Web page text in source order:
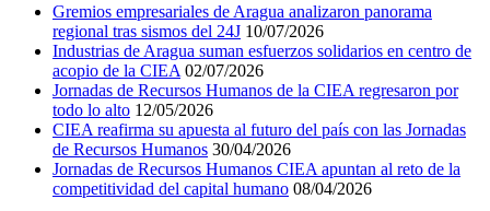
Gremios empresariales de Aragua analizaron panorama
regional tras sismos del 24J 10/07/2026
Industrias de Aragua suman esfuerzos solidarios en centro de
acopio de la CIEA 02/07/2026
Jornadas de Recursos Humanos de la CIEA regresaron por
todo lo alto 12/05/2026
CIEA reafirma su apuesta al futuro del país con las Jornadas
de Recursos Humanos 30/04/2026
Jornadas de Recursos Humanos CIEA apuntan al reto de la
competitividad del capital humano 08/04/2026